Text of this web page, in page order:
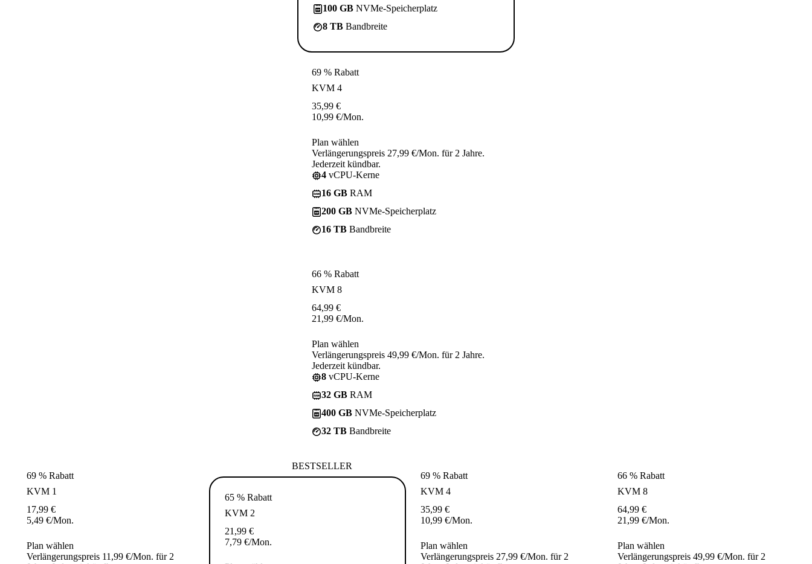
100 GB NVMe-Speicherplatz
8 TB Bandbreite
69 % Rabatt
KVM 4
35,99 €
10,99 €/Mon.
Plan wählen
Verlängerungspreis 27,99 €/Mon. für 2 Jahre.
Jederzeit kündbar.
4 vCPU-Kerne
16 GB RAM
200 GB NVMe-Speicherplatz
16 TB Bandbreite
66 % Rabatt
KVM 8
64,99 €
21,99 €/Mon.
Plan wählen
Verlängerungspreis 49,99 €/Mon. für 2 Jahre.
Jederzeit kündbar.
8 vCPU-Kerne
32 GB RAM
400 GB NVMe-Speicherplatz
32 TB Bandbreite
69 % Rabatt
KVM 1
17,99 €
5,49 €/Mon.
Plan wählen
Verlängerungspreis 11,99 €/Mon. für 2
BESTSELLER
65 % Rabatt
KVM 2
21,99 €
7,79 €/Mon.
69 % Rabatt
KVM 4
35,99 €
10,99 €/Mon.
Plan wählen
Verlängerungspreis 27,99 €/Mon. für 2
66 % Rabatt
KVM 8
64,99 €
21,99 €/Mon.
Plan wählen
Verlängerungspreis 49,99 €/Mon. für 2